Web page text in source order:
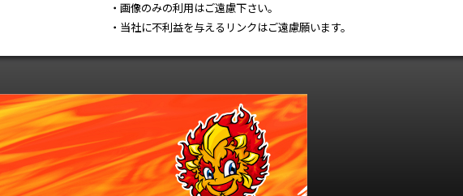
・画像のみの利用はご遠慮下さい。
・当社に不利益を与えるリンクはご遠慮願います。